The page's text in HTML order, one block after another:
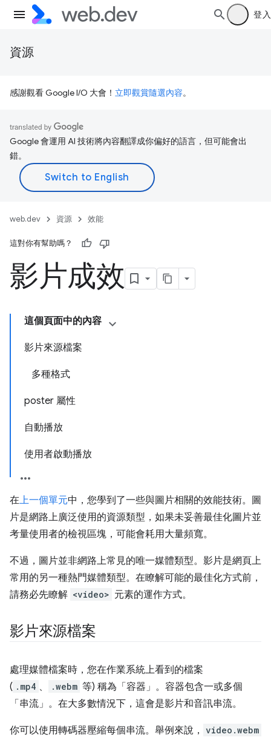
登入
資源
感謝觀看 Google I/O 大會！ 立即觀賞隨選內容。
Google 會運用 AI 技術將內容翻譯成你偏好的語言，但可能會出
錯。
web.dev 資源 效能
這對你有幫助嗎？
影片成效
這個頁面中的內容
影片來源檔案
多種格式
poster 屬性
自動播放
使用者啟動播放
在上一個單元中，您學到了一些與圖片相關的效能技術。圖
片是網路上廣泛使用的資源類型，如果未妥善最佳化圖片並
考量使用者的檢視區塊，可能會耗用大量頻寬。
不過，圖片並非網路上常見的唯一媒體類型。影片是網頁上
常用的另一種熱門媒體類型。在瞭解可能的最佳化方式前，
請務必先瞭解 <video> 元素的運作方式。
影片來源檔案
處理媒體檔案時，您在作業系統上看到的檔案
( .mp4 、 .webm 等) 稱為「容器」 。容器包含一或多個
「串流」 。在大多數情況下，這會是影片和音訊串流。
你可以使用轉碼器壓縮每個串流。舉例來說， video.webm